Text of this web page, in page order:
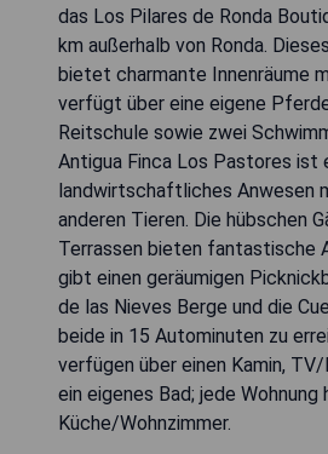
das Los Pilares de Ronda
km außerhalb von Ronda.
bietet charmante Innenräume
verfügt über eine eigene
Reitschule sowie zwei
Antigua Finca Los Pastores ist
landwirtschaftliches Anwesen
anderen Tieren. Die hübschen
Terrassen bieten fantastische
gibt einen geräumigen
de las Nieves Berge und die
beide in 15 Autominuten zu
verfügen über einen Kamin,
ein eigenes Bad; jede
Küche/Wohnzimmer.